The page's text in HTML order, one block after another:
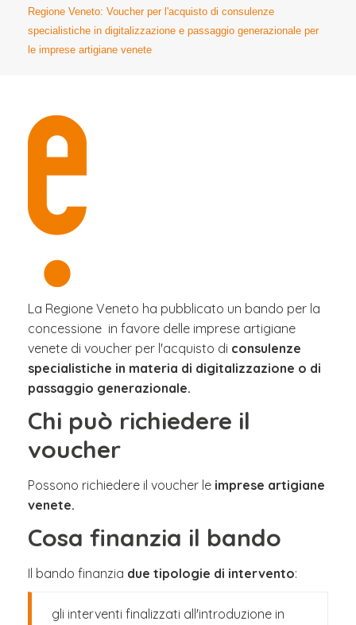
Regione Veneto: Voucher per l'acquisto di consulenze
specialistiche in digitalizzazione e passaggio generazionale per
le imprese artigiane venete
La Regione Veneto ha pubblicato un bando per la
concessione in favore delle imprese artigiane
venete di voucher per l'acquisto di consulenze
specialistiche in materia di digitalizzazione o di
passaggio generazionale.
Chi può richiedere il
voucher
Possono richiedere il voucher le imprese artigiane
venete.
Cosa finanzia il bando
Il bando finanzia due tipologie di intervento:
gli interventi finalizzati all'introduzione in